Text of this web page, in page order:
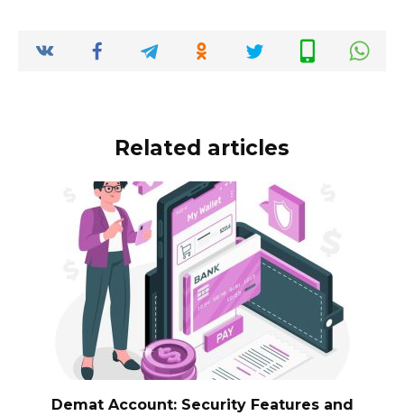
Related articles
Demat Account: Security Features and